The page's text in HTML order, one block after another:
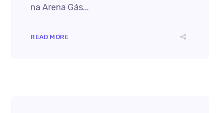
na Arena Gás...
READ MORE